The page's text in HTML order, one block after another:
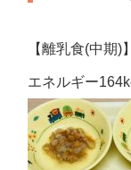
【離乳食(中期)】
エネルギー